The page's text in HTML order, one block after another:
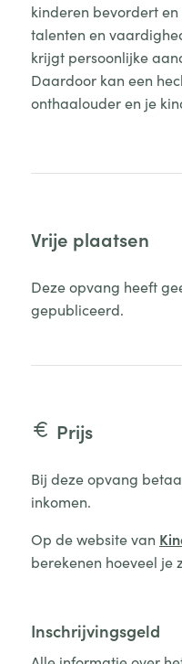
kinderen bevordert
talenten en
krijgt persoonlijke
Daardoor kan een
onthaalouder en je
Vrije plaatsen
Deze opvang heeft
gepubliceerd.
Prijs
Bij deze opvang
inkomen.
Op de website van
berekenen hoeveel je
Inschrijvingsgeld